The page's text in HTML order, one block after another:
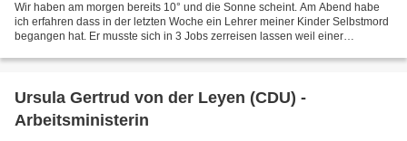
Wir haben am morgen bereits 10° und die Sonne scheint. Am Abend habe
ich erfahren dass in der letzten Woche ein Lehrer meiner Kinder Selbstmord
begangen hat. Er musste sich in 3 Jobs zerreisen lassen weil einer
Ursula Gertrud von der Leyen (CDU) -
Arbeitsministerin